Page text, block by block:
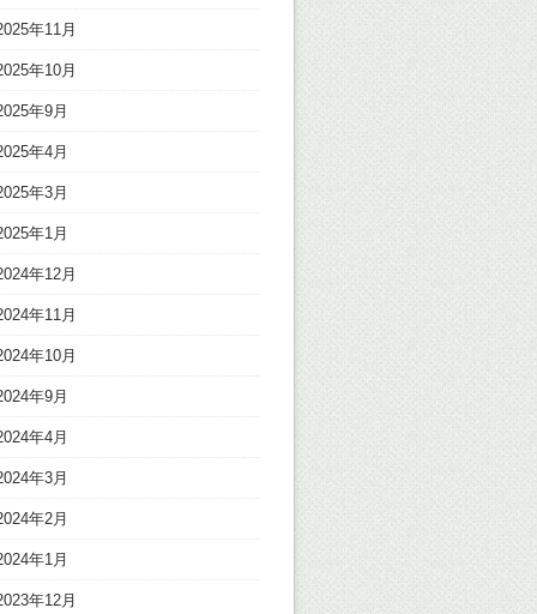
年11月
年10月
年9月
年4月
年3月
年1月
年12月
年11月
年10月
年9月
年4月
年3月
年2月
年1月
年12月